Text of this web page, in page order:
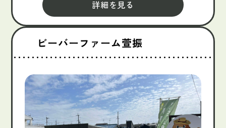
詳細を見る
ビーバーファーム萱振